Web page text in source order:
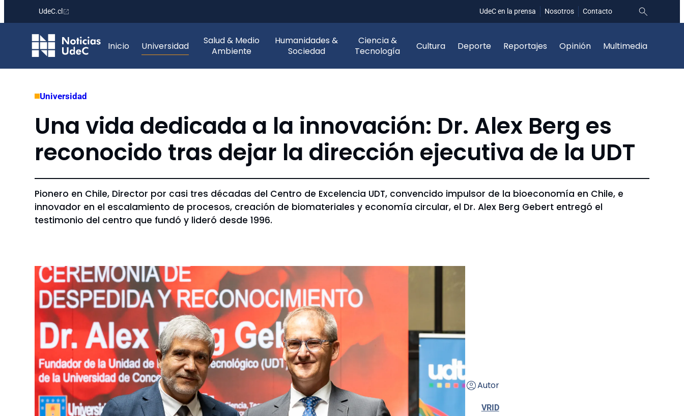
contenido
UdeC.cl UdeC en la prensa Nosotros Contacto
Inicio Universidad
Salud & Medio
Ambiente
Humanidades &
Sociedad
Ciencia &
Tecnología
Cultura Deporte Reportajes Opinión Multimedia
Universidad
Una vida dedicada a la innovación: Dr. Alex Berg es
reconocido tras dejar la dirección ejecutiva de la UDT
Pionero en Chile, Director por casi tres décadas del Centro de Excelencia UDT, convencido impulsor de la bioeconomía en Chile, e
innovador en el escalamiento de procesos, creación de biomateriales y economía circular, el Dr. Alex Berg Gebert entregó el
testimonio del centro que fundó y lideró desde 1996.
Autor
VRID